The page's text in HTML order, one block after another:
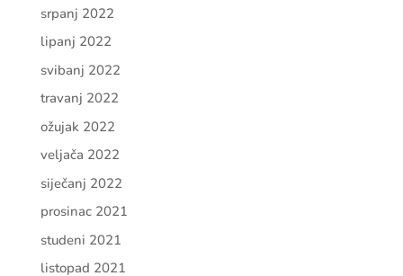
srpanj 2022
lipanj 2022
svibanj 2022
travanj 2022
ožujak 2022
veljača 2022
siječanj 2022
prosinac 2021
studeni 2021
listopad 2021